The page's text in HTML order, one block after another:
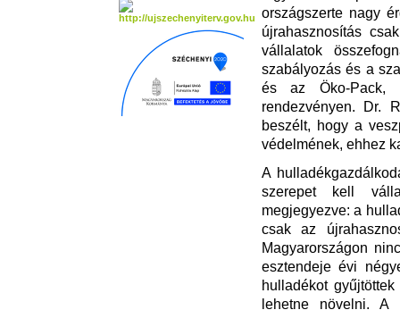
országszerte nagy
újrahasznosítás
vállalatok
szabályozás és a
és az Öko-Pack,
rendezvényen. Dr.
beszélt, hogy a
védelmének, ehhez
A
szerepet kell
megjegyezve: a
csak az
Magyarországon
esztendeje évi
hulladékot
lehetne növelni. A